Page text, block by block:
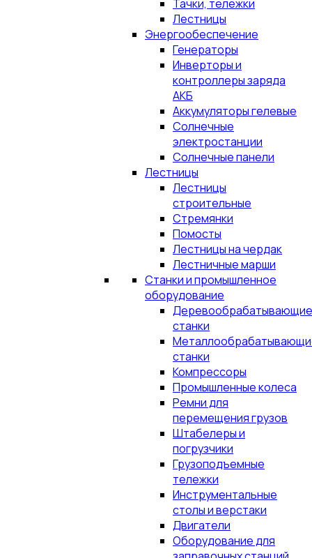
Тачки, тележки
Лестницы
Энергообеспечение
Генераторы
Инверторы и
контроллеры заряда
АКБ
Аккумуляторы гелевые
Солнечные
электростанции
Солнечные панели
Лестницы
Лестницы
строительные
Стремянки
Помосты
Лестницы на чердак
Лестничные марши
Станки и промышленное
оборудование
Деревообрабатывающие
станки
станки
Компрессоры
Промышленные колеса
Ремни для
перемещения грузов
Штабелеры и
погрузчики
Грузоподъемные
тележки
Инструментальные
столы и верстаки
Двигатели
Оборудование для